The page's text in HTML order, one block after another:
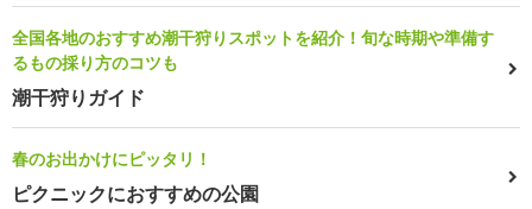
全国各地のおすすめ潮干狩りスポットを紹介！旬な時期や準備す
るもの採り方のコツも
潮干狩りガイド
春のお出かけにピッタリ！
ピクニックにおすすめの公園